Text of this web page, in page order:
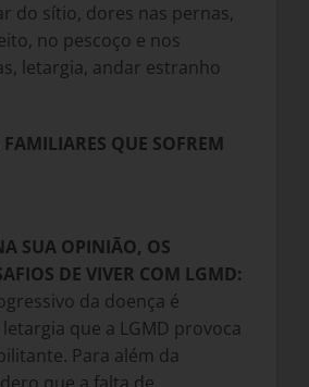
do sítio, dores nas pernas,
no pescoço e nos
letargia, andar estranho
QUE SOFREM
SUA OPINIÃO, OS
DE VIVER COM LGMD:
da doença é
que a LGMD provoca
Para além da